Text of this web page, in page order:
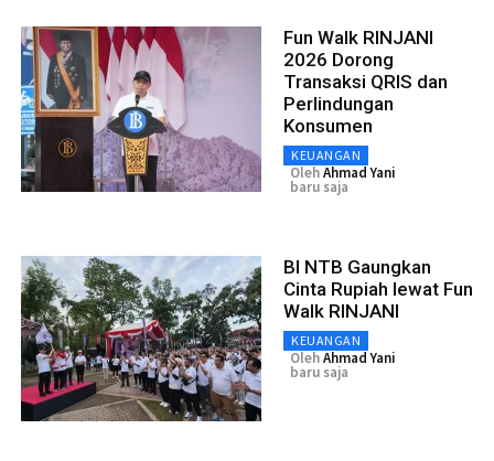
Fun Walk RINJANI
2026 Dorong
Transaksi QRIS dan
Perlindungan
Konsumen
KEUANGAN
OlehAhmad Yani
baru saja
BI NTB Gaungkan
Cinta Rupiah lewat Fun
Walk RINJANI
KEUANGAN
OlehAhmad Yani
baru saja